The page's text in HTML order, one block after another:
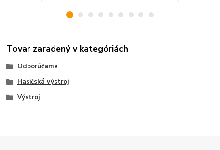
Tovar zaradený v kategóriách
Odporúčame
Hasičská výstroj
Výstroj